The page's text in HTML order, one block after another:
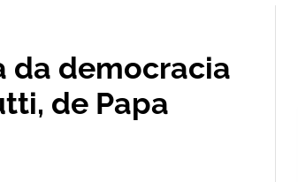
da democracia
de Papa